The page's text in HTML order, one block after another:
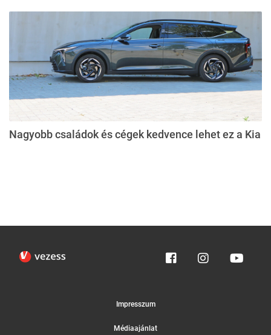
Nagyobb családok és cégek kedvence lehet ez a Kia
Impresszum
Médiaajánlat